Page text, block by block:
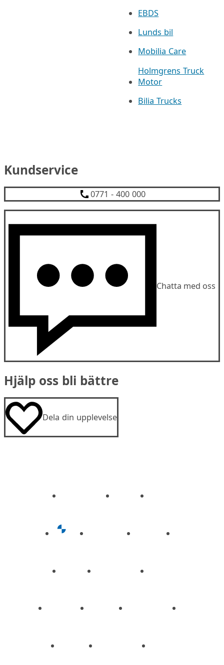
EBDS
Lunds bil
Mobilia Care
Holmgrens Truck
Motor
Bilia Trucks
Kundservice
0771 - 400 000
Chatta med oss
Hjälp oss bli bättre
Dela din upplevelse